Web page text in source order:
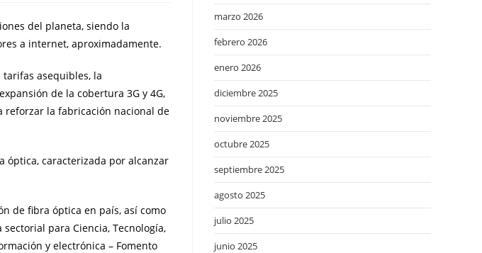
del planeta, siendo la
a internet, aproximadamente.
asequibles, la
de la cobertura 3G y 4G,
reforzar la fabricación nacional de
óptica, caracterizada por alcanzar
de fibra óptica en país, así como
para Ciencia, Tecnología,
y electrónica – Fomento
marzo 2026
febrero 2026
enero 2026
diciembre 2025
noviembre 2025
octubre 2025
septiembre 2025
agosto 2025
julio 2025
junio 2025